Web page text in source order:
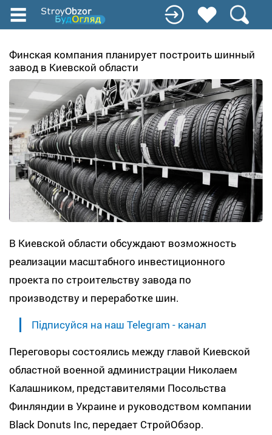
Перейти
содержанию
Финская компания планирует построить шинный
завод в Киевской области
В Киевской области обсуждают возможность
реализации масштабного инвестиционного
проекта по строительству завода по
производству и переработке шин.
Підписуйся на наш Telegram - канал
Переговоры состоялись между главой Киевской
областной военной администрации Николаем
Калашником, представителями Посольства
Финляндии в Украине и руководством компании
Black Donuts Inc, передает СтройОбзор.